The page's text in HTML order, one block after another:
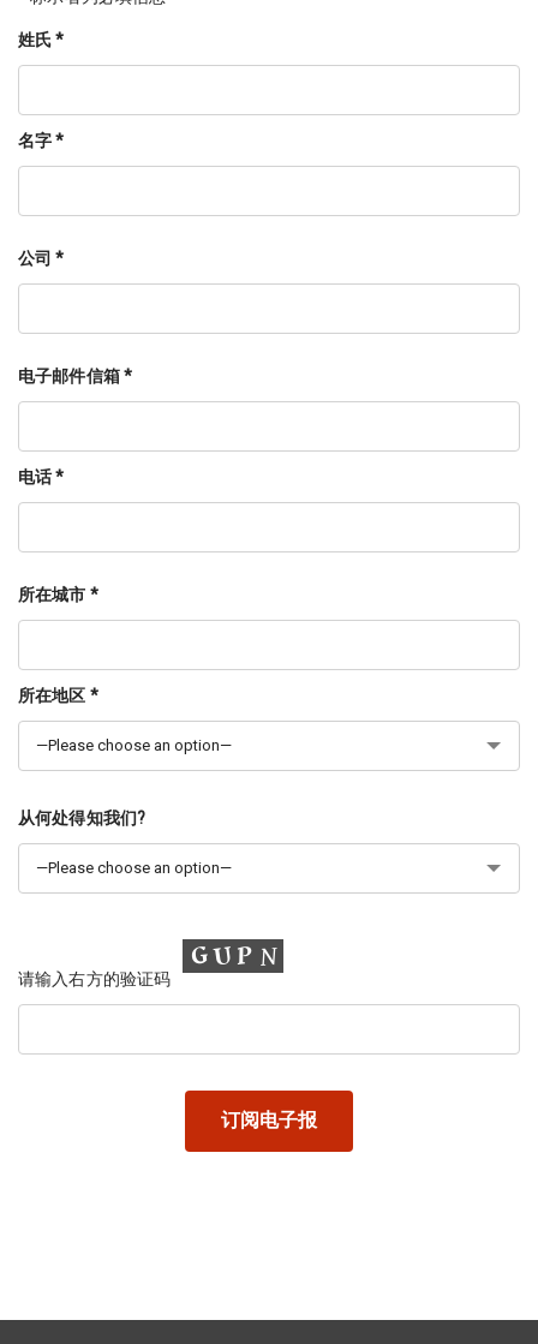
姓氏 *
名字 *
公司 *
电子邮件信箱 *
电话 *
所在城市 *
所在地区 *
从何处得知我们?
请输入右方的验证码